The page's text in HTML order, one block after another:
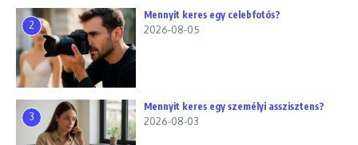
2
Mennyit keres egy celebfotós?
2026-08-05
3
Mennyit keres egy személyi asszisztens?
2026-08-03